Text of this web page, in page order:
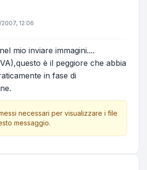
2007, 12:06
mio inviare immagini....
è il peggiore che abbia
in fase di
necessari per visualizzare i file
messaggio.